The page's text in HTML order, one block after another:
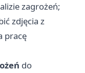
zagrożeń;
zdjęcia z
pracę
do